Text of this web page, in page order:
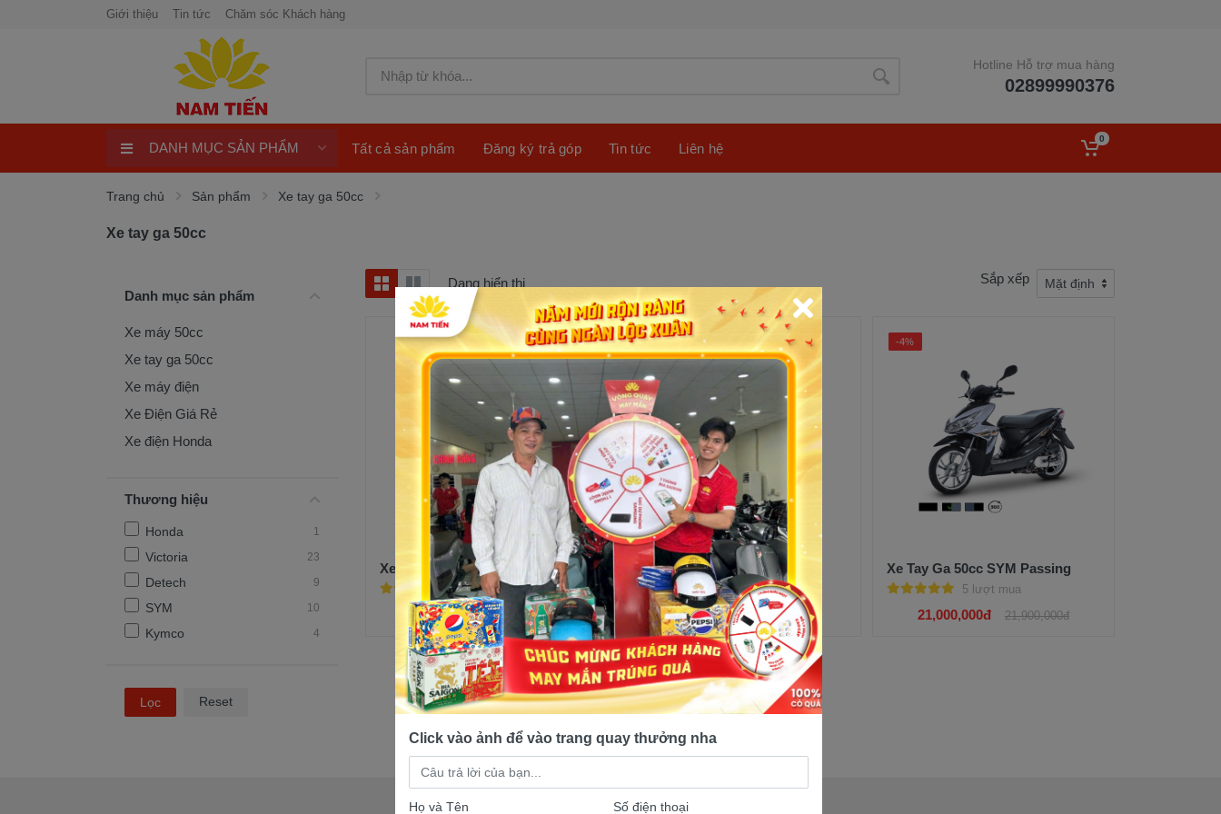
Giới thiệu Tin tức Chăm sóc Khách hàng
Hotline Hỗ trợ mua hàng
02899990376
Xe máy 50cc
ngay
Xe điện Honda
DANH MỤC SẢN PHẨM Tất cả sản phẩm Đăng ký trả góp Tin tức Liên hệ
0
Trang chủ Sản phẩm Xe tay ga 50cc
Xe tay ga 50cc
Danh mục sản phẩm
Xe máy 50cc
Xe tay ga 50cc
Xe máy điện
Xe Điện Giá Rẻ
Xe điện Honda
Thương hiệu
Honda 1
Victoria 23
Detech 9
SYM 10
Kymco 4
Reset
Dạng hiển thị Sắp xếp
Xe Tay Ga 50cc SYM Shark
5 lượt mua
24,000,000đ 24,000,000đ
-5%
Xe Tay Ga 50cc Attila SYM
5 lượt mua
25,500,000đ 26,900,000đ
-4%
Xe Tay Ga 50cc SYM Passing
5 lượt mua
21,000,000đ 21,900,000đ
Click vào ảnh để vào trang quay thưởng nha
Họ và Tên Số điện thoại